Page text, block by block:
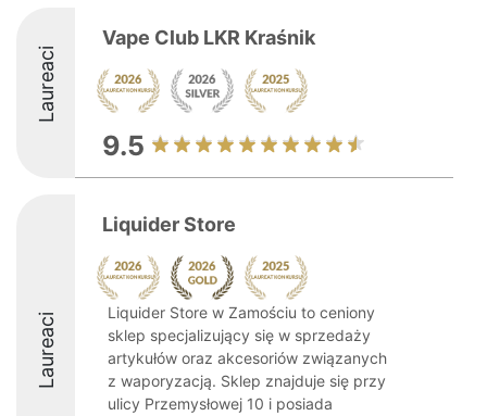
Laureaci
Vape Club LKR Kraśnik
9.5
Laureaci
Liquider Store
Liquider Store w Zamościu to ceniony
sklep specjalizujący się w sprzedaży
artykułów oraz akcesoriów związanych
z waporyzacją. Sklep znajduje się przy
ulicy Przemysłowej 10 i posiada